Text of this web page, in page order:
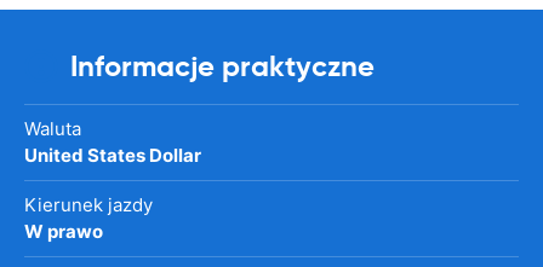
Informacje praktyczne
Waluta
United States Dollar
Kierunek jazdy
W prawo